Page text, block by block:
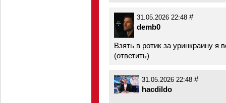
31.05.2026 22:48 #
demb0
Взять в ротик за уринкраину я
(ответить)
31.05.2026 22:48 #
hacdildo